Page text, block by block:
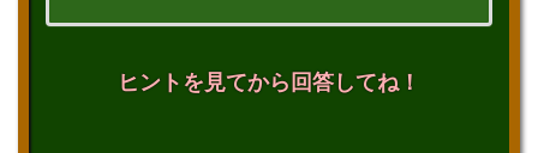
ヒントを見てから回答してね！